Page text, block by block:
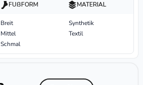
FUßFORM
Breit
Mittel
Schmal
MATERIAL
Synthetik
Textil